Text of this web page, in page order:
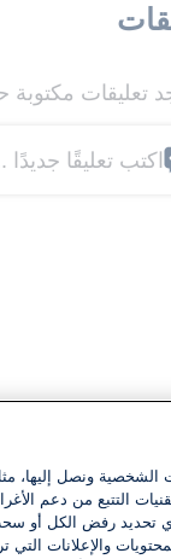
تعليقات
اكتب تعليقًا جديدًا
الشخصية ونصل إليها،
التتبع من دعم
تحديد رفض الكل أو
والإعلانات